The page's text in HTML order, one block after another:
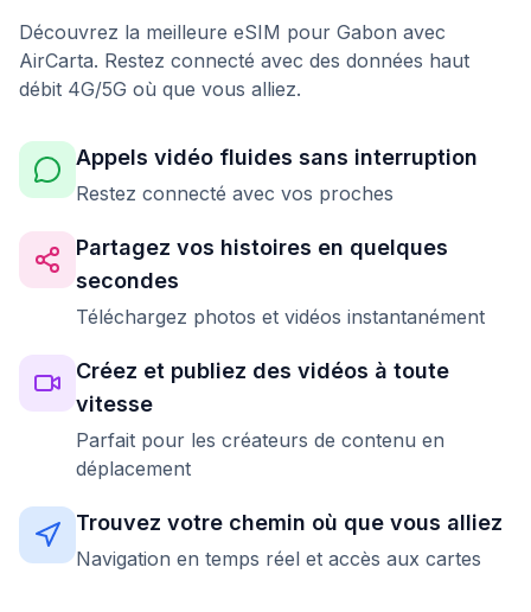
Découvrez la meilleure eSIM pour Gabon avec
AirCarta. Restez connecté avec des données haut
débit 4G/5G où que vous alliez.
Appels vidéo fluides sans interruption
Restez connecté avec vos proches
Partagez vos histoires en quelques
secondes
Téléchargez photos et vidéos instantanément
Créez et publiez des vidéos à toute
vitesse
Parfait pour les créateurs de contenu en
déplacement
Trouvez votre chemin où que vous alliez
Navigation en temps réel et accès aux cartes